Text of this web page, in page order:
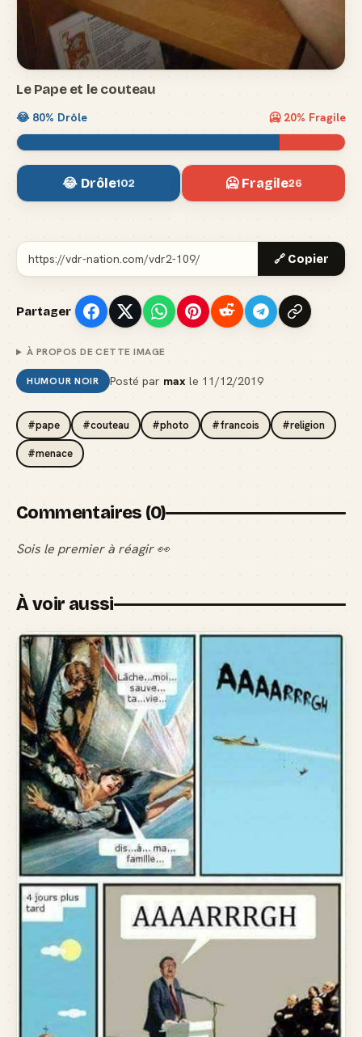
Le Pape et le couteau
😂 80% Drôle 🥶 20% Fragile
😂 Drôle102 🥶 Fragile26
🔗 Copier
Partager
À PROPOS DE CETTE IMAGE
HUMOUR NOIR Posté par max le 11/12/2019
#pape #couteau #photo #francois #religion
#menace
Commentaires (0)
Sois le premier à réagir 👀
À voir aussi